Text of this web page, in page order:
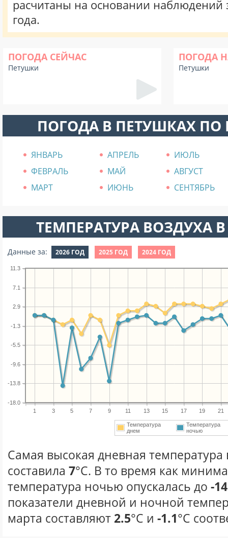
расчитаны на основании наблюдений
года.
ПОГОДА СЕЙЧАС
Петушки
ПОГОДА
Петушки
ПОГОДА В ПЕТУШКАХ
ЯНВАРЬ АПРЕЛЬ
ИЮЛЬ
ФЕВРАЛЬ
МАЙ
АВГУСТ
МАРТ
ИЮНЬ СЕНТЯБРЬ
ТЕМПЕРАТУРА ВОЗДУХА В
Данные за: 2026 ГОД 2025 ГОД 2024 ГОД
1 3 5 7 9 11 13 15 17 19 21
-18.0
-13.8
-9.6
-5.5
-1.3
2.9
7.1
11.3
Температура
днем
Температура
ночью
Самая высокая дневная температура
составила 7°С. В то время как
температура ночью опускалась до -14
показатели дневной и ночной
марта составляют 2.5°С и -1.1°С